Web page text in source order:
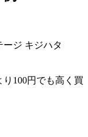
ジ キジハタ
100円でも高く買